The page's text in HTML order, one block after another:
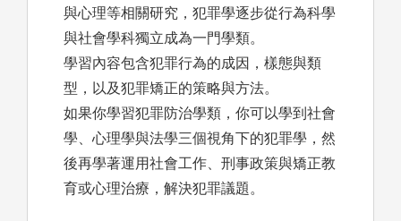
與心理等相關研究，犯罪學逐步從行為科學
與社會學科獨立成為一門學類。
學習內容包含犯罪行為的成因，樣態與類
型，以及犯罪矯正的策略與方法。
如果你學習犯罪防治學類，你可以學到社會
學、心理學與法學三個視角下的犯罪學，然
後再學著運用社會工作、刑事政策與矯正教
育或心理治療，解決犯罪議題。